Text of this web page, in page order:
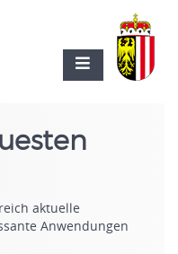
aktuelle
Anwendungen